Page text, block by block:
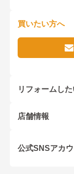
買いたい方へ
リフォームし
店舗情報
公式SNSアカウ